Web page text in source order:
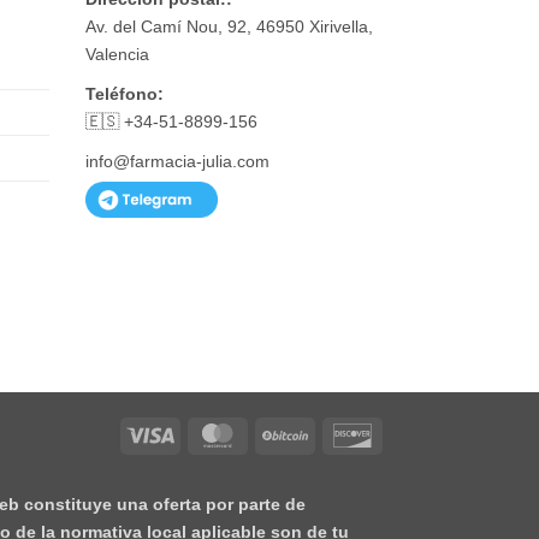
Av. del Camí Nou, 92, 46950 Xirivella,
Valencia
Teléfono:
🇪🇸 +34-51-8899-156
info@farmacia-julia.com
Visa MasterCardBitCoin
constituye una oferta por parte de
de la normativa local aplicable son de tu